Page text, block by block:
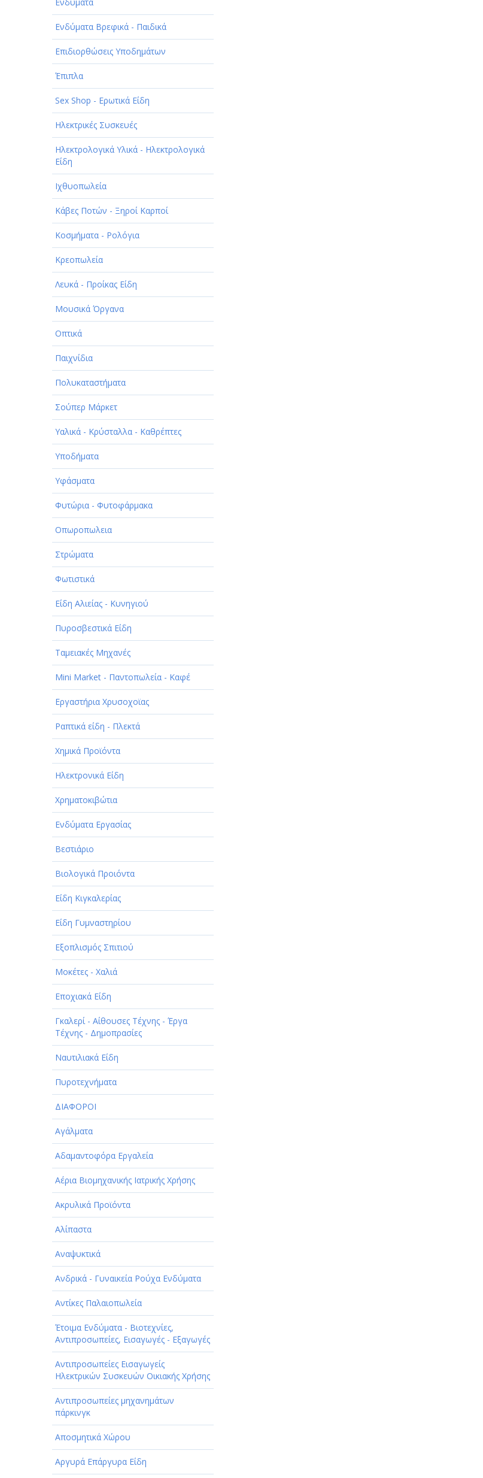
Ενδύματα
Ενδύματα Βρεφικά - Παιδικά
Επιδιορθώσεις Υποδημάτων
Έπιπλα
Sex Shop - Ερωτικά Είδη
Ηλεκτρικές Συσκευές
Ηλεκτρολογικά Υλικά - Ηλεκτρολογικά
Είδη
Ιχθυοπωλεία
Κάβες Ποτών - Ξηροί Καρποί
Κοσμήματα - Ρολόγια
Κρεοπωλεία
Λευκά - Προίκας Είδη
Μουσικά Όργανα
Οπτικά
Παιχνίδια
Πολυκαταστήματα
Σούπερ Μάρκετ
Υαλικά - Κρύσταλλα - Καθρέπτες
Υποδήματα
Υφάσματα
Φυτώρια - Φυτοφάρμακα
Οπωροπωλεια
Στρώματα
Φωτιστικά
Είδη Αλιείας - Κυνηγιού
Πυροσβεστικά Είδη
Ταμειακές Μηχανές
Mini Market - Παντοπωλεία - Καφέ
Εργαστήρια Χρυσοχοϊας
Ραπτικά είδη - Πλεκτά
Χημικά Προϊόντα
Ηλεκτρονικά Είδη
Χρηματοκιβώτια
Ενδύματα Εργασίας
Βεστιάριο
Βιολογικά Προιόντα
Είδη Κιγκαλερίας
Είδη Γυμναστηρίου
Εξοπλισμός Σπιτιού
Μοκέτες - Χαλιά
Εποχιακά Είδη
Γκαλερί - Αίθουσες Τέχνης - Έργα
Τέχνης - Δημοπρασίες
Ναυτιλιακά Είδη
Πυροτεχνήματα
ΔΙΑΦΟΡΟΙ
Αγάλματα
Αδαμαντοφόρα Εργαλεία
Αέρια Βιομηχανικής Ιατρικής Χρήσης
Ακρυλικά Προϊόντα
Αλίπαστα
Αναψυκτικά
Ανδρικά - Γυναικεία Ρούχα Ενδύματα
Αντίκες Παλαιοπωλεία
Έτοιμα Ενδύματα - Βιοτεχνίες,
Αντιπροσωπείες, Εισαγωγές - Εξαγωγές
Αντιπροσωπείες Εισαγωγείς
Ηλεκτρικών Συσκευών Οικιακής Χρήσης
Αντιπροσωπείες μηχανημάτων
πάρκινγκ
Αποσμητικά Χώρου
Αργυρά Επάργυρα Είδη